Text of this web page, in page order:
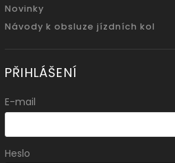
Novinky
Návody k obsluze jízdních kol
PŘIHLÁŠENÍ
E-mail
Heslo